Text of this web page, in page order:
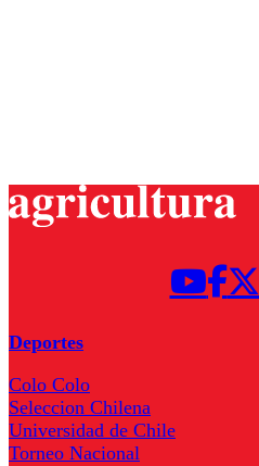
Deportes
Colo Colo
Seleccion Chilena
Universidad de Chile
Torneo Nacional